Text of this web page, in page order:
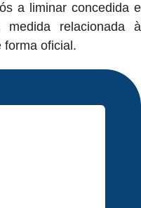
a liminar concedida e
relacionada à
forma oficial.